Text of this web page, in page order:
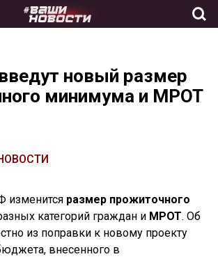
новый размер
минимума и МРОТ
изменится размер прожиточного
категорий граждан и МРОТ. Об
из поправки к новому проекту
внесенного в